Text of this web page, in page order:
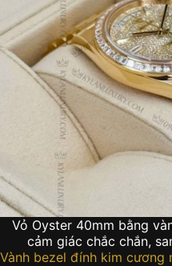
Vỏ Oyster 40mm bằng
cảm giác chắc chắn,
Vành bezel đính kim cương